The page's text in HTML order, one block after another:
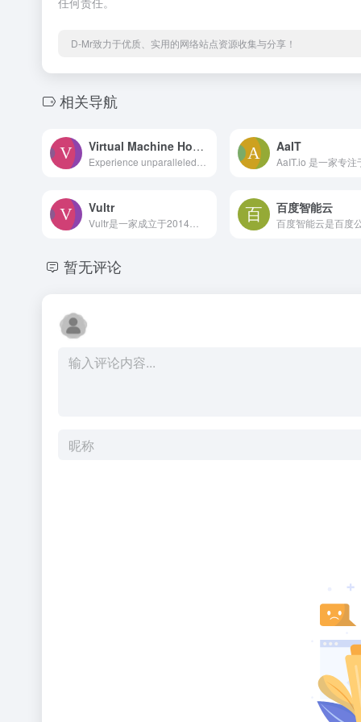
D-Mr致力于优质、实用的网络站点资源收集与分享！
相关导航
Virtual Machine Hosting for Seamless Cloud Experience | MonoVM AaIT
Vultr 百度智能云
暂无评论